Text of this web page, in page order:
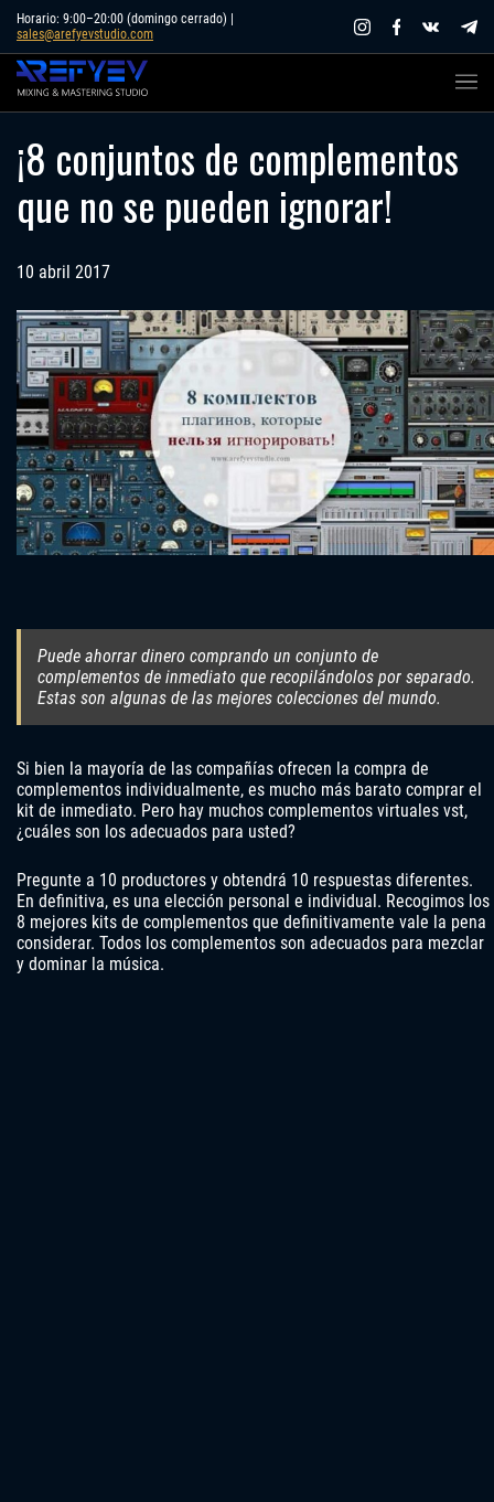
Skip
content
Horario: 9:00–20:00 (domingo cerrado) |
sales@arefyevstudio.com
¡8 conjuntos de complementos
que no se pueden ignorar!
10 abril 2017
Puede ahorrar dinero comprando un conjunto de
complementos de inmediato que recopilándolos por separado.
Estas son algunas de las mejores colecciones del mundo.
Si bien la mayoría de las compañías ofrecen la compra de
complementos individualmente, es mucho más barato comprar el
kit de inmediato. Pero hay muchos complementos virtuales vst,
¿cuáles son los adecuados para usted?
Pregunte a 10 productores y obtendrá 10 respuestas diferentes.
En definitiva, es una elección personal e individual. Recogimos los
8 mejores kits de complementos que definitivamente vale la pena
considerar. Todos los complementos son adecuados para mezclar
y dominar la música.